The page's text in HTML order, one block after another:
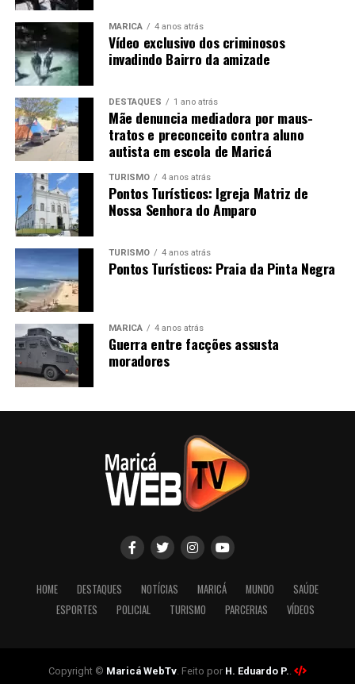
MARICÁ 4 anos atrás
Vídeo exclusivo dos criminosos
invadindo Bairro da amizade
DESTAQUES 1 ano atrás
Mãe denuncia mediadora por maus-
tratos e preconceito contra aluno
autista em escola de Maricá
TURISMO 4 anos atrás
Pontos Turísticos: Igreja Matriz de
Nossa Senhora do Amparo
TURISMO 4 anos atrás
Pontos Turísticos: Praia da Pinta Negra
MARICÁ 4 anos atrás
Guerra entre facções assusta
moradores
HOME DESTAQUES NOTÍCIAS MARICÁ MUNDO
SAÚDE
ESPORTES
POLICIAL TURISMO PARCERIAS VÍDEOS
Copyright © Maricá WebTv. Feito por H. Eduardo P..